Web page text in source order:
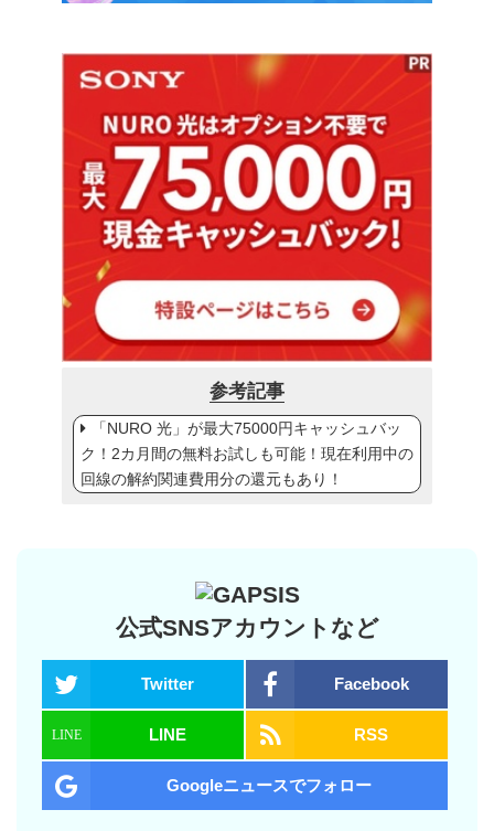
参考記事
「NURO 光」が最大75000円キャッシュバッ
ク！2カ月間の無料お試しも可能！現在利用中の
回線の解約関連費用分の還元もあり！
公式SNSアカウントなど
Twitter Facebook
LINE RSS
Googleニュースでフォロー